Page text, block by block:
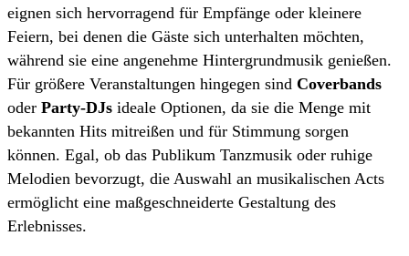
eignen sich hervorragend für Empfänge oder kleinere
Feiern, bei denen die Gäste sich unterhalten möchten,
während sie eine angenehme Hintergrundmusik genießen.
Für größere Veranstaltungen hingegen sind Coverbands
oder Party-DJs ideale Optionen, da sie die Menge mit
bekannten Hits mitreißen und für Stimmung sorgen
können. Egal, ob das Publikum Tanzmusik oder ruhige
Melodien bevorzugt, die Auswahl an musikalischen Acts
ermöglicht eine maßgeschneiderte Gestaltung des
Erlebnisses.